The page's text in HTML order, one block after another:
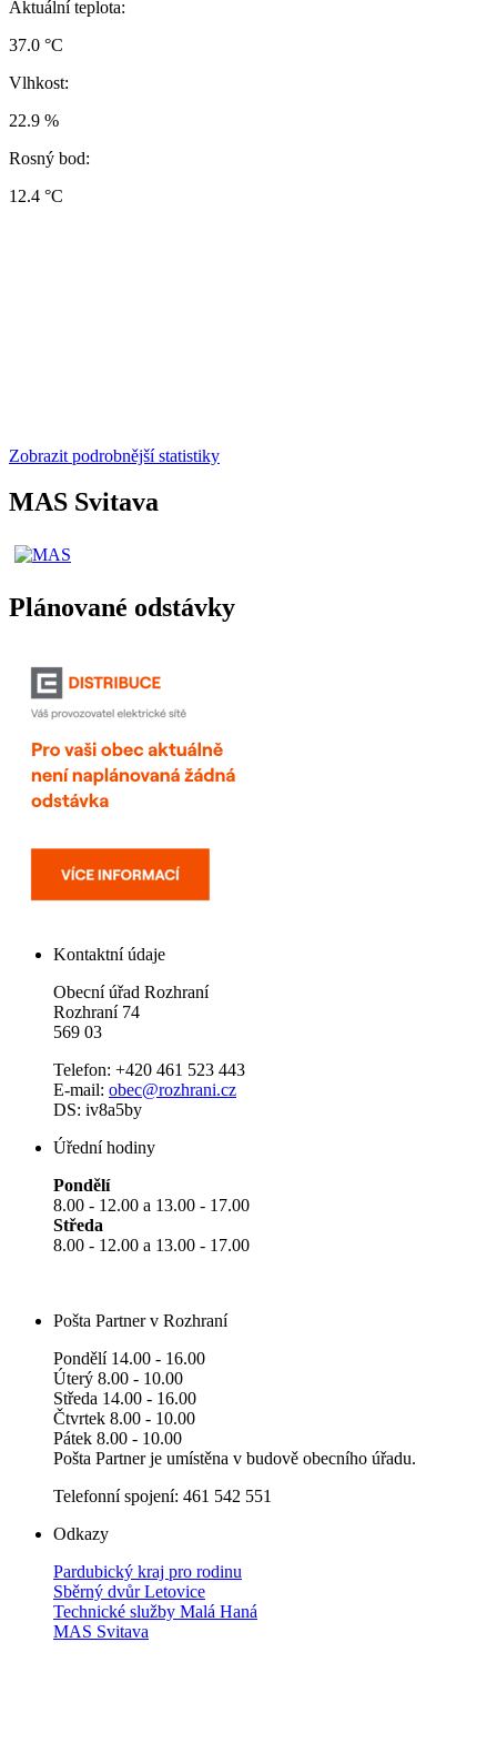
Aktuální teplota:
37.0 °C
Vlhkost:
22.9 %
Rosný bod:
12.4 °C
Zobrazit podrobnější statistiky
MAS Svitava
Plánované odstávky
Kontaktní údaje
Obecní úřad Rozhraní
Rozhraní 74
569 03
Telefon: +420 461 523 443
E-mail: obec@rozhrani.cz
DS: iv8a5by
Úřední hodiny
Pondělí
8.00 - 12.00 a 13.00 - 17.00
Středa
8.00 - 12.00 a 13.00 - 17.00
Pošta Partner v Rozhraní
Pondělí 14.00 - 16.00
Úterý 8.00 - 10.00
Středa 14.00 - 16.00
Čtvrtek 8.00 - 10.00
Pátek 8.00 - 10.00
Pošta Partner je umístěna v budově obecního úřadu.
Telefonní spojení: 461 542 551
Odkazy
Pardubický kraj pro rodinu
Sběrný dvůr Letovice
Technické služby Malá Haná
MAS Svitava